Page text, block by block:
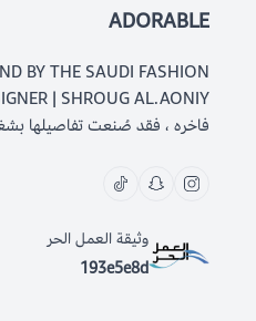
ADORABLE
BY THE SAUDI FASHION
فاخره ، فقد صُنعت تفاصيلها
وثيقة العمل الحر
193e5e8d